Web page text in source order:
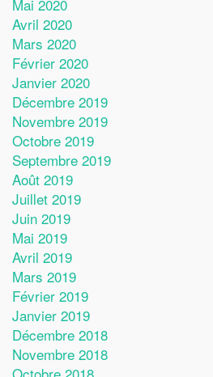
Mai 2020
Avril 2020
Mars 2020
Février 2020
Janvier 2020
Décembre 2019
Novembre 2019
Octobre 2019
Septembre 2019
Août 2019
Juillet 2019
Juin 2019
Mai 2019
Avril 2019
Mars 2019
Février 2019
Janvier 2019
Décembre 2018
Novembre 2018